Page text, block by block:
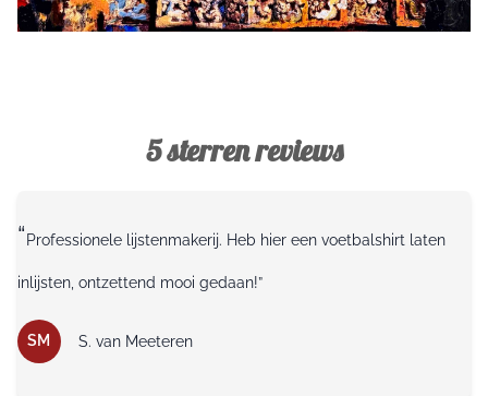
5 sterren reviews
“Professionele lijstenmakerij. Heb hier een voetbalshirt laten
inlijsten, ontzettend mooi gedaan!”
SM S. van Meeteren